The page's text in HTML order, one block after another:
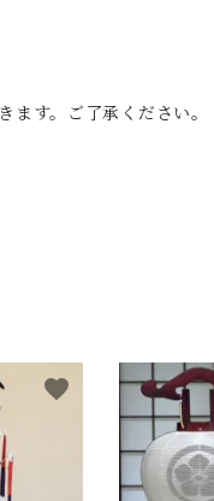
す。ご了承ください。
favorite